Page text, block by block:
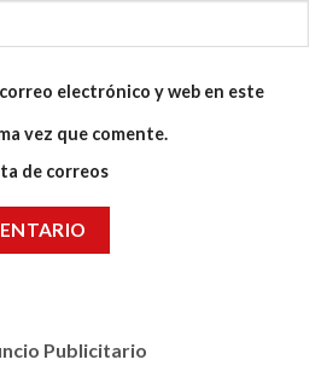
electrónico y web en este
vez que comente.
de correos
Publicitario